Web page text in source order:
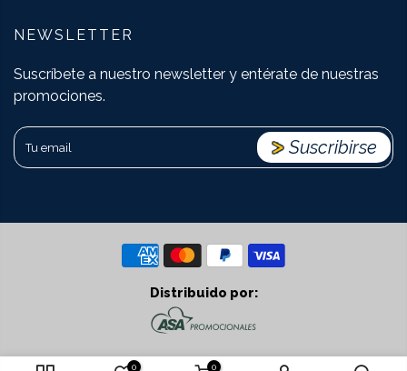
NEWSLETTER
Suscríbete a nuestro newsletter y entérate de nuestras
promociones.
Suscribirse
Distribuido por:
0 0